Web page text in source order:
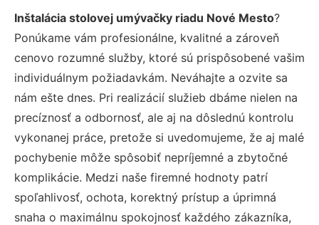
Inštalácia stolovej umývačky riadu Nové Mesto?
Ponúkame vám profesionálne, kvalitné a zároveň
cenovo rozumné služby, ktoré sú prispôsobené vašim
individuálnym požiadavkám. Neváhajte a ozvite sa
nám ešte dnes. Pri realizácií služieb dbáme nielen na
precíznosť a odbornosť, ale aj na dôslednú kontrolu
vykonanej práce, pretože si uvedomujeme, že aj malé
pochybenie môže spôsobiť nepríjemné a zbytočné
komplikácie. Medzi naše firemné hodnoty patrí
spoľahlivosť, ochota, korektný prístup a úprimná
snaha o maximálnu spokojnosť každého zákazníka,